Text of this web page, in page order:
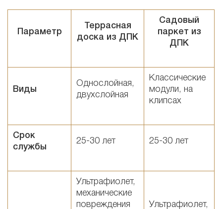
Параметр
Террасная
доска из ДПК
Садовый
паркет из
ДПК
Виды
Однослойная,
двухслойная
Классические
модули, на
клипсах
Срок
службы
25-30 лет 25-30 лет
Ультрафиолет,
механические
повреждения
Ультрафиолет,